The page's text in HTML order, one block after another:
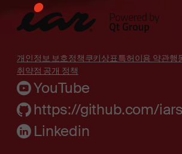
개인정보 보호정책쿠키상표특허이용 약관행
취약점 공개 정책
YouTube
https://github.com/
Linkedin